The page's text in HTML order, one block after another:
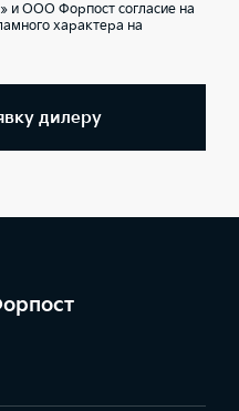
ООО Форпост согласие на
характера на
дилеру